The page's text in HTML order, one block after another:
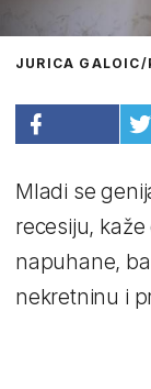
JURICA GALOIC/
Mladi se
recesiju,
napuhane,
nekretninu i